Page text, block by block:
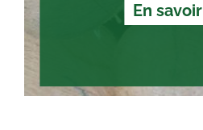
En savoir